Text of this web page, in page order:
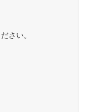
さい。